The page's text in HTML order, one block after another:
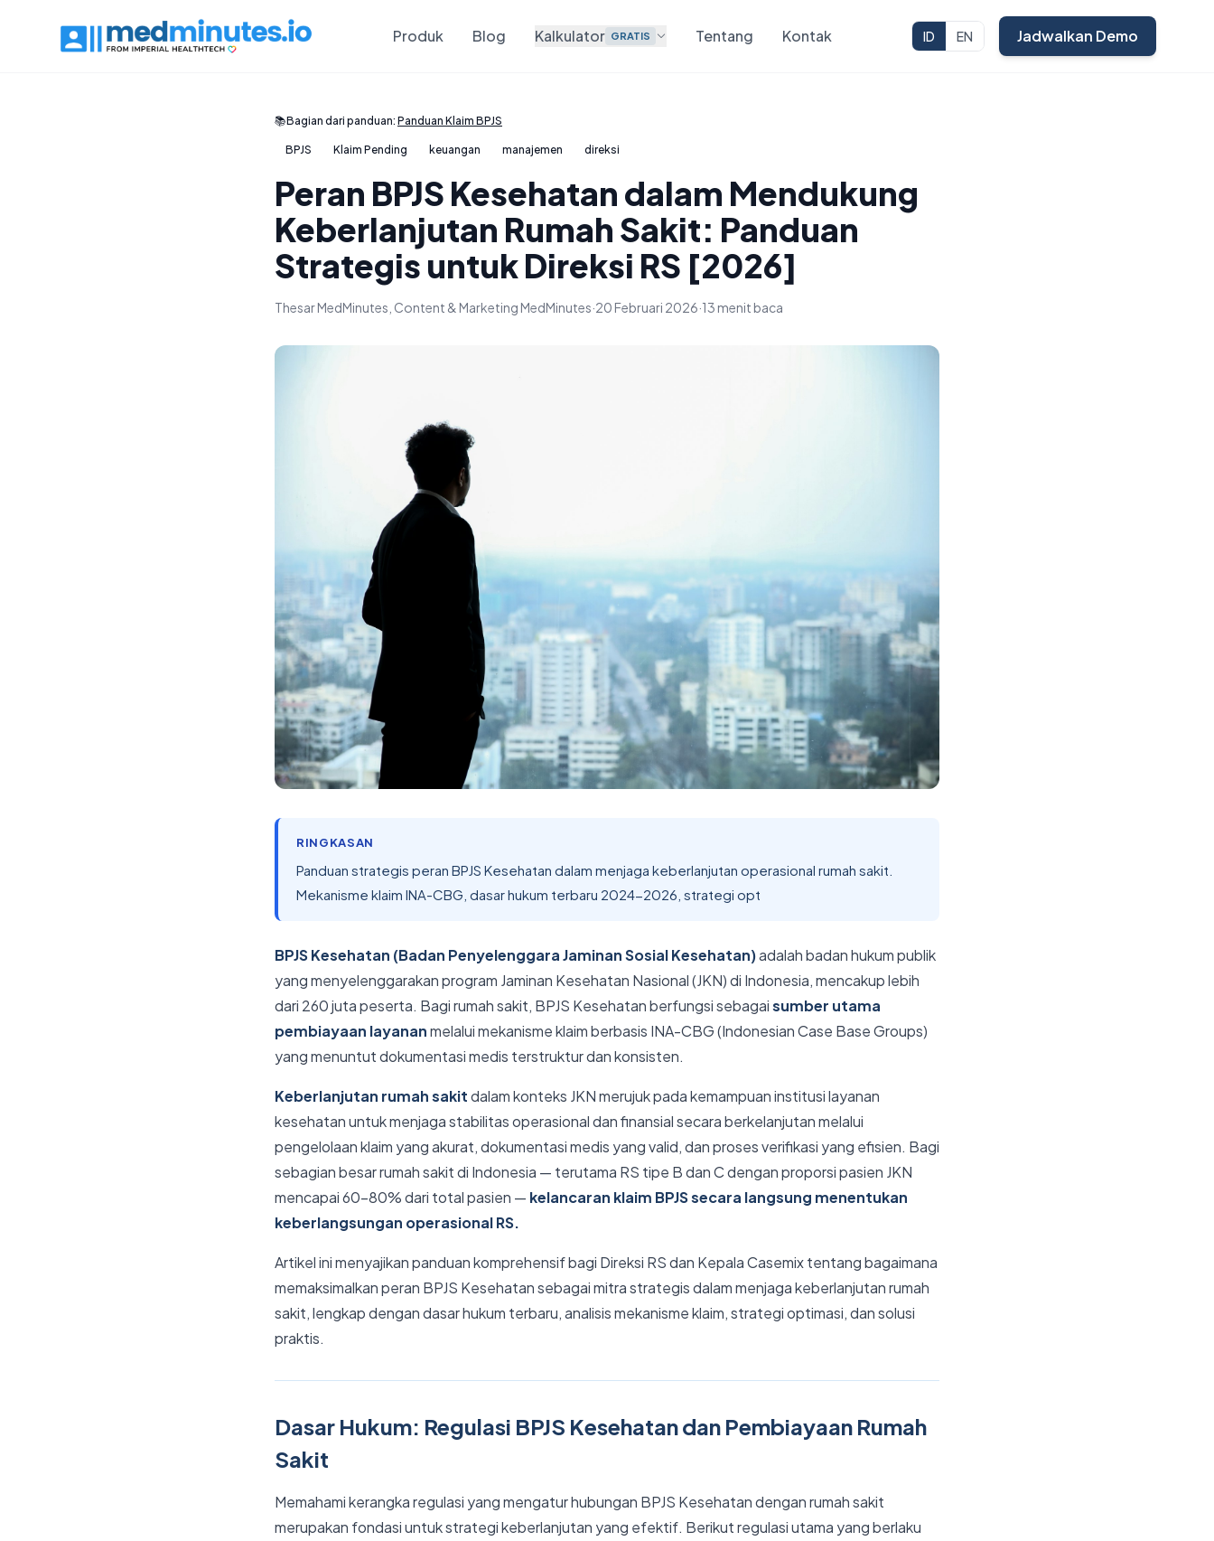
Produk Blog Kalkulator GRATIS Tentang Kontak ID EN Jadwalkan Demo
📚Bagian dari panduan: Panduan Klaim BPJS
BPJS Klaim Pending keuangan manajemen direksi
Peran BPJS Kesehatan dalam Mendukung
Keberlanjutan Rumah Sakit: Panduan
Strategis untuk Direksi RS [2026]
Thesar MedMinutes, Content & Marketing MedMinutes·20 Februari 2026·13 menit baca
RINGKASAN
Panduan strategis peran BPJS Kesehatan dalam menjaga keberlanjutan operasional rumah sakit.
Mekanisme klaim INA-CBG, dasar hukum terbaru 2024-2026, strategi opt
BPJS Kesehatan (Badan Penyelenggara Jaminan Sosial Kesehatan)adalah badan hukum publik
yang menyelenggarakan program Jaminan Kesehatan Nasional (JKN) di Indonesia, mencakup lebih
dari 260 juta peserta. Bagi rumah sakit, BPJS Kesehatan berfungsi sebagaisumber utama
pembiayaan layananmelalui mekanisme klaim berbasis INA-CBG (Indonesian Case Base Groups)
yang menuntut dokumentasi medis terstruktur dan konsisten.
Keberlanjutan rumah sakitdalam konteks JKN merujuk pada kemampuan institusi layanan
kesehatan untuk menjaga stabilitas operasional dan finansial secara berkelanjutan melalui
pengelolaan klaim yang akurat, dokumentasi medis yang valid, dan proses verifikasi yang efisien. Bagi
sebagian besar rumah sakit di Indonesia — terutama RS tipe B dan C dengan proporsi pasien JKN
mencapai 60-80% dari total pasien — kelancaran klaim BPJS secara langsung menentukan
keberlangsungan operasional RS.
Artikel ini menyajikan panduan komprehensif bagi Direksi RS dan Kepala Casemix tentang bagaimana
memaksimalkan peran BPJS Kesehatan sebagai mitra strategis dalam menjaga keberlanjutan rumah
sakit, lengkap dengan dasar hukum terbaru, analisis mekanisme klaim, strategi optimasi, dan solusi
praktis.
Dasar Hukum: Regulasi BPJS Kesehatan dan Pembiayaan Rumah
Sakit
Memahami kerangka regulasi yang mengatur hubungan BPJS Kesehatan dengan rumah sakit
merupakan fondasi untuk strategi keberlanjutan yang efektif. Berikut regulasi utama yang berlaku